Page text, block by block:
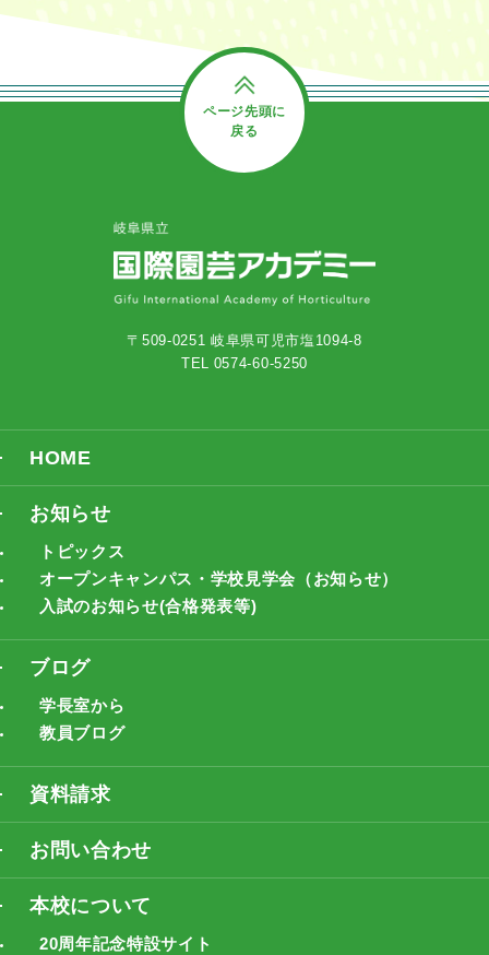
ページ先頭に
戻る
〒509-0251 岐阜県可児市塩1094-8
TEL 0574-60-5250
HOME
お知らせ
トピックス
オープンキャンパス・学校見学会（お知らせ）
入試のお知らせ(合格発表等)
ブログ
学長室から
教員ブログ
資料請求
お問い合わせ
本校について
20周年記念特設サイト